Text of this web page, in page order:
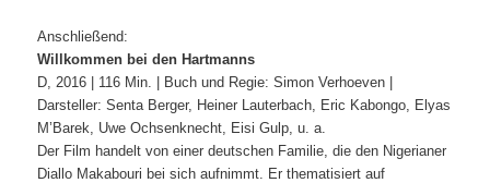
Anschließend:
Willkommen bei den Hartmanns
D, 2016 | 116 Min. | Buch und Regie: Simon Verhoeven |
Darsteller: Senta Berger, Heiner Lauterbach, Eric Kabongo, Elyas
M’Barek, Uwe Ochsenknecht, Eisi Gulp, u. a.
Der Film handelt von einer deutschen Familie, die den Nigerianer
Diallo Makabouri bei sich aufnimmt. Er thematisiert auf